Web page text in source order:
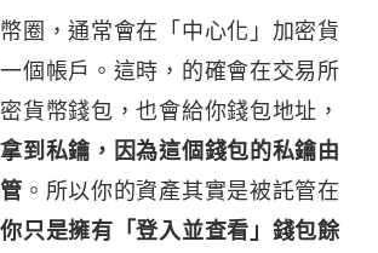
圈，通常會在「中心化」加密貨
個帳戶。這時，的確會在交易所
貨幣錢包，也會給你錢包地址，
到私鑰，因為這個錢包的私鑰由
。所以你的資產其實是被託管在
你只是擁有「登入並查看」錢包餘